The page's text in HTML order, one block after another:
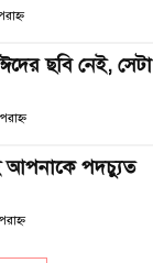
ছবি নেই, সেটা
আপনাকে পদচ্যুত